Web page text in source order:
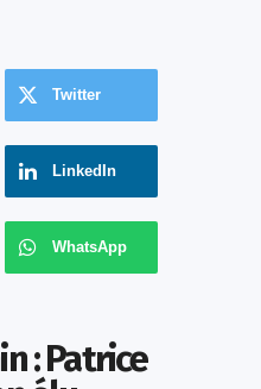
Twitter
LinkedIn
WhatsApp
: Patrice